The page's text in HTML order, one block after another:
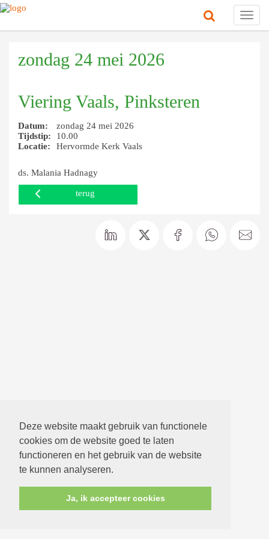
Deze website maakt gebruik van functionele
cookies om de website goed te laten
functioneren en het gebruik van de website
te kunnen analyseren.
Ja, ik accepteer cookies
zondag 24 mei 2026
Viering Vaals, Pinksteren
Datum:
zondag 24 mei 2026
Tijdstip:
10.00
Locatie:
Hervormde Kerk Vaals
ds. Malania Hadnagy
terug